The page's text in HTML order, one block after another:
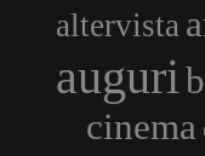
altervista
auguri
cinema